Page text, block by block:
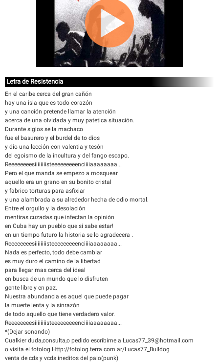
Letra de Resistencia
En el caribe cerca del gran cañón
hay una isla que es todo corazón
y una canción pretende llamar la atención
acerca de una olvidada y muy patetica situación.
Durante siglos se la machaco
fue el basurero y el burdel de to dios
y dio una lección con valentia y tesón
del egoismo de la incultura y del fango escapo.
Reeeeeeeesiiiiiiiisteeeeeeeeenciiiiaaaaaaaa...
Pero el que manda se empezo a mosquear
aquello era un grano en su bonito cristal
y fabrico torturas para asfixiar
y una alambrada a su alrededor hecha de odio mortal.
Entre el orgullo y la desolación
mentiras cuzadas que infectan la opinión
en Cuba hay un pueblo que si sabe estar!
en un tiempo futuro la historia se lo agradecera .
Reeeeeeeesiiiiiiiisteeeeeeeeenciiiiaaaaaaaa...
Nada es perfecto, todo debe cambiar
es muy duro el camino de la libertad
para llegar mas cerca del ideal
en busca de un mundo que lo disfruten
gente libre y en paz.
Nuestra abundancia es aquel que puede pagar
la muerte lenta y la sinrazón
de todo aquello que tiene verdadero valor.
Reeeeeeeesiiiiiiiisteeeeeeeeenciiiiaaaaaaaa...
*(Dejar sonando)
Cualkier duda,consulta,o pedido escribime a Lucas77_39@hotmail.com
o visita el fotolog Http://fotolog.terra.com.ar/Lucas77_Bulldog
venta de cds y vcds ineditos del palo(punk)